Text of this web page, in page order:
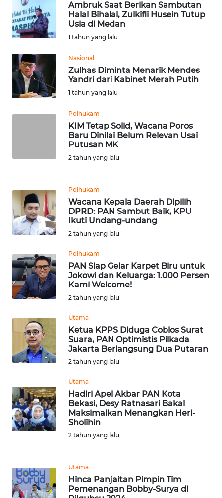
Ambruk Saat Berikan Sambutan
Halal Bihalal, Zulkifli Husein Tutup
Usia di Medan
1 tahun yang lalu
Nasional
Zulhas Diminta Menarik Mendes
Yandri dari Kabinet Merah Putih
1 tahun yang lalu
Polhukam
KIM Tetap Solid, Wacana Poros
Baru Dinilai Belum Relevan Usai
Putusan MK
2 tahun yang lalu
Polhukam
Wacana Kepala Daerah Dipilih
DPRD: PAN Sambut Baik, KPU
Ikuti Undang-undang
2 tahun yang lalu
Polhukam
PAN Siap Gelar Karpet Biru untuk
Jokowi dan Keluarga: 1.000 Persen
Kami Welcome!
2 tahun yang lalu
Utama
Ketua KPPS Diduga Coblos Surat
Suara, PAN Optimistis Pilkada
Jakarta Berlangsung Dua Putaran
2 tahun yang lalu
Utama
Hadiri Apel Akbar PAN Kota
Bekasi, Desy Ratnasari Bakal
Maksimalkan Menangkan Heri-
Sholihin
2 tahun yang lalu
Utama
Hinca Panjaitan Pimpin Tim
Pemenangan Bobby-Surya di
WN
SULTENG
SULBAR
WN
BABEL
WN
WN
BENGKULU
WN
LAMPUNG
WN
JATENG
WN
WN
JOGJA
WN
BALI
WN
KALTENG